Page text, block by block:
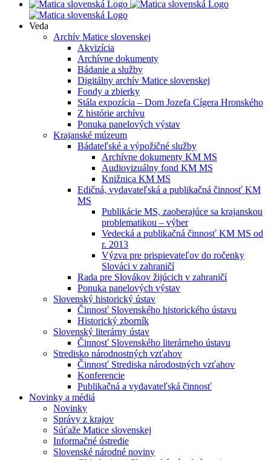
Veda
Archív Matice slovenskej
Akvizícia
Archívne dokumenty
Bádanie a služby
Digitálny archív Matice slovenskej
Fondy a zbierky
Stála expozícia – Dom Jozefa Cígera Hronského
Z histórie archívu
Ponuka panelových výstav
Krajanské múzeum
Bádateľské a výpožičné služby
Archívne dokumenty KM MS
Audiovizuálny fond KM MS
Knižnica KM MS
Edičná, vydavateľská a publikačná činnosť KM
MS
Publikácie MS, zaoberajúce sa krajanskou
problematikou – výber
Vedecká a publikačná činnosť KM MS od
r. 2013
Výzva pre prispievateľov do ročenky
Slováci v zahraničí
Rada pre Slovákov žijúcich v zahraničí
Ponuka panelových výstav
Slovenský historický ústav
Činnosť Slovenského historického ústavu
Historický zborník
Slovenský literárny ústav
Činnosť Slovenského literárneho ústavu
Stredisko národnostných vzťahov
Činnosť Strediska národostných vzťahov
Konferencie
Publikačná a vydavateľská činnosť
Novinky a médiá
Novinky
Správy z krajov
Súťaže Matice slovenskej
Informačné ústredie
Slovenské národné noviny